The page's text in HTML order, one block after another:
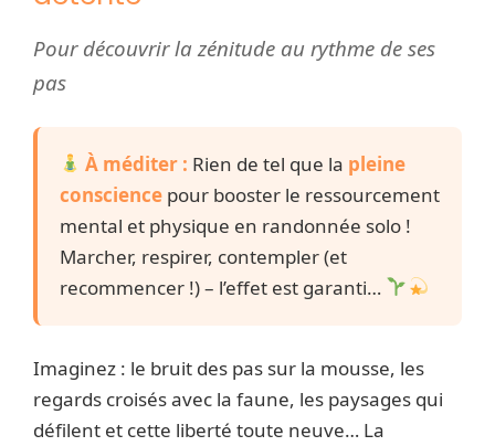
Pour découvrir la zénitude au rythme de ses
pas
À méditer : Rien de tel que la pleine
conscience pour booster le ressourcement
mental et physique en randonnée solo !
Marcher, respirer, contempler (et
recommencer !) – l’effet est garanti…
Imaginez : le bruit des pas sur la mousse, les
regards croisés avec la faune, les paysages qui
défilent et cette liberté toute neuve… La